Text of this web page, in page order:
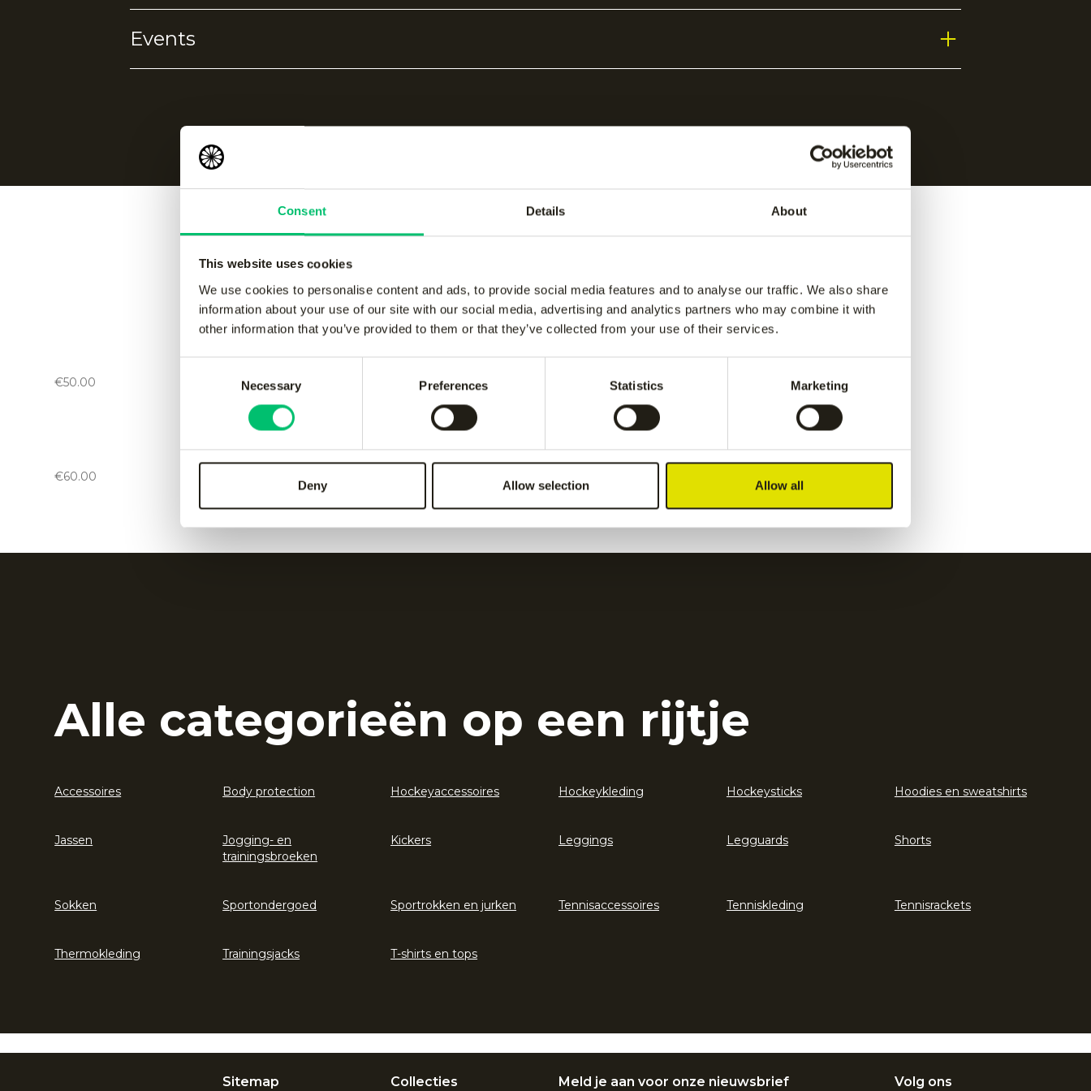
Consent Details About
This website uses cookies
We use cookies to personalise content and ads, to provide social media features and to analyse our traffic. We also share
information about your use of our site with our social media, advertising and analytics partners who may combine it with
other information that you’ve provided to them or that they’ve collected from your use of their services.
Necessary Preferences Statistics Marketing
Deny Allow selection Allow all
Events
Vergelijkbare producten
€50.00 €50.00
black
€60.00
Kadiri kids pant-Grey Kadiri kids pant-navy Kadiri kids pant
Alle categorieën op een rijtje
Accessoires Body protection Hockeyaccessoires Hockeykleding Hockeysticks Hoodies en sweatshirts
Jassen
Jogging- en
trainingsbroeken
Kickers Leggings Legguards Shorts
Sokken Sportondergoed Sportrokken en jurken Tennisaccessoires Tenniskleding Tennisrackets
Thermokleding Trainingsjacks T-shirts en tops
Sitemap Collecties Meld je aan voor onze nieuwsbrief Volg ons